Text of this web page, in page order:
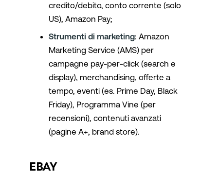
credito/debito, conto corrente (solo
US), Amazon Pay;
Strumenti di marketing: Amazon
Marketing Service (AMS) per
campagne pay-per-click (search e
display), merchandising, offerte a
tempo, eventi (es. Prime Day, Black
Friday), Programma Vine (per
recensioni), contenuti avanzati
(pagine A+, brand store).
EBAY